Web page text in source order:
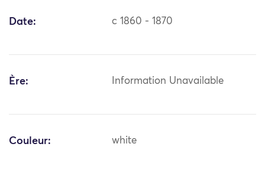
Date: c 1860 - 1870
Ère: Information Unavailable
Couleur: white